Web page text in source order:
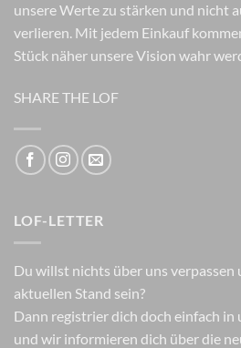
unsere Werte zu stärken und nicht
verlieren. Mit jedem Einkauf
Stück näher unsere Vision wahr
SHARE THE LOF
LOF-LETTER
Du willst nichts über uns verpassen
aktuellen Stand sein?
Dann registrier dich doch einfach in
und wir informieren dich über die